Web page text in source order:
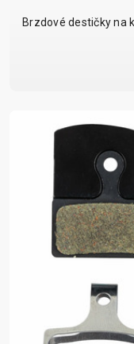
Brzdové destičky na